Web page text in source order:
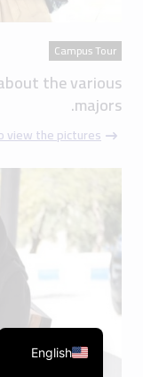
Campus Tour
the various
majors.
view the pictures
English